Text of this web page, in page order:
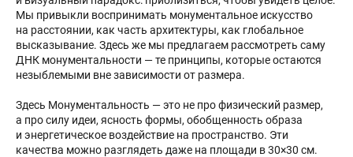
Мы привыкли воспринимать монументальное искусство
на расстоянии, как часть архитектуры, как глобальное
высказывание. Здесь же мы предлагаем рассмотреть саму
ДНК монументальности — те принципы, которые остаются
незыблемыми вне зависимости от размера.
Здесь Монументальность — это не про физический размер,
а про силу идеи, ясность формы, обобщенность образа
и энергетическое воздействие на пространство. Эти
качества можно разглядеть даже на площади в 30×30 см.